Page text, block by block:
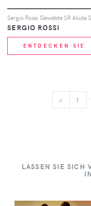
SERGIO ROSSI
ENTDECKEN SIE
< 1
LASSEN SIE SICH